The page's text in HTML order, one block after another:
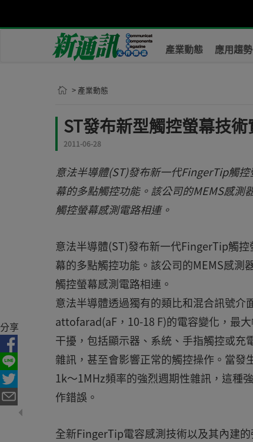
產業動態 應用趨勢
> 產業動態
ST發布新型觸控螢幕技
2011-06-28
意法半導體(ST)發布新一代FingerTip觸
幕的多點觸控功能。該公司的MEMS感
觸控螢幕感測電路相連。
意法半導體(ST)發布新一代FingerTip觸
幕的多點觸控功能。該公司的MEMS感
觸控螢幕感測電路相連。
意法半導體透過獨有的類比和混合訊號
attofarad(aF，10-18 F)的電容變化，最
干擾，包括顯示器、系統、手指觸控或充
雜訊，甚至會影響正常的觸控操作。當發
1k～1MHz頻率的強烈週期性雜訊，這種
作錯誤。
全新FingerTip電容感測技術以及其內建
分享